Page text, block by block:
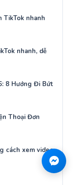
TikTok nhanh
nhanh, dễ
8 Hướng Đi Bứt
Thoại Đơn
cách xem video